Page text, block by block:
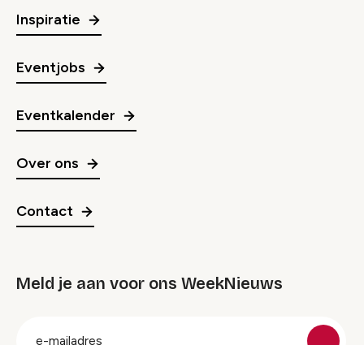
Inspiratie
Eventjobs
Eventkalender
Over ons
Contact
Meld je aan voor ons WeekNieuws